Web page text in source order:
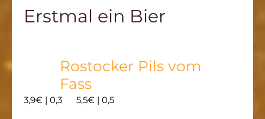
Erstmal ein Bier
Rostocker Pils vom
Fass
3,9€ | 0,3 5,5€ | 0,5